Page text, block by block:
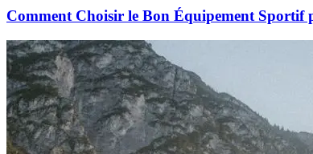
Comment Choisir le Bon Équipement Sportif